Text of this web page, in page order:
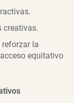
creativas.
la
equitativo